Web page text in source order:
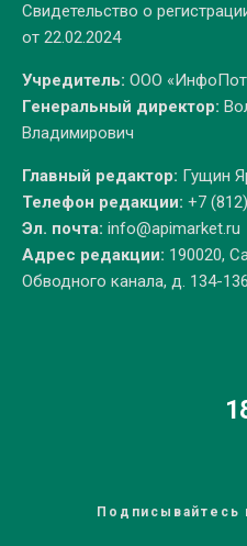
Свидетельство о
от 22.02.2024
Учредитель: ООО
Генеральный директор:
Владимирович
Главный редактор: Гущин
Телефон редакции: +7
Эл. почта: info@apimarket.ru
Адрес редакции: 190020,
Обводного канала, д. 134-
Подписывайтесь